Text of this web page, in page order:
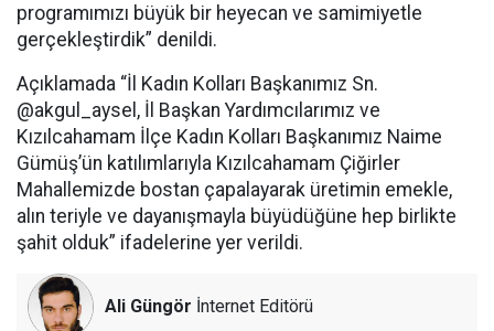
programımızı büyük bir heyecan ve samimiyetle
gerçekleştirdik” denildi.
Açıklamada “İl Kadın Kolları Başkanımız Sn.
@akgul_aysel, İl Başkan Yardımcılarımız ve
Kızılcahamam İlçe Kadın Kolları Başkanımız Naime
Gümüş’ün katılımlarıyla Kızılcahamam Çiğirler
Mahallemizde bostan çapalayarak üretimin emekle,
alın teriyle ve dayanışmayla büyüdüğüne hep birlikte
şahit olduk” ifadelerine yer verildi.
Ali Güngör İnternet Editörü